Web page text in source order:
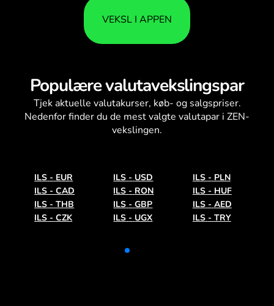
VEKSL I APPEN
Populære valutavekslingspar
Tjek aktuelle valutakurser, køb- og salgspriser.
Nedenfor finder du de mest valgte valutapar i ZEN-
vekslingen.
ILS - EUR ILS - USD ILS - PLN
ILS - CAD ILS - RON ILS - HUF
ILS - THB ILS - GBP ILS - AED
ILS - CZK ILS - UGX ILS - TRY